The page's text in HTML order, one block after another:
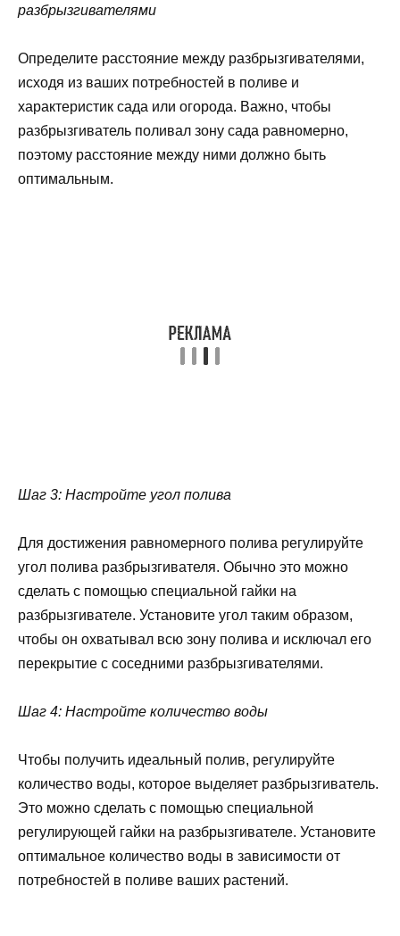
разбрызгивателями
Определите расстояние между разбрызгивателями,
исходя из ваших потребностей в поливе и
характеристик сада или огорода. Важно, чтобы
разбрызгиватель поливал зону сада равномерно,
поэтому расстояние между ними должно быть
оптимальным.
Шаг 3: Настройте угол полива
Для достижения равномерного полива регулируйте
угол полива разбрызгивателя. Обычно это можно
сделать с помощью специальной гайки на
разбрызгивателе. Установите угол таким образом,
чтобы он охватывал всю зону полива и исключал его
перекрытие с соседними разбрызгивателями.
Шаг 4: Настройте количество воды
Чтобы получить идеальный полив, регулируйте
количество воды, которое выделяет разбрызгиватель.
Это можно сделать с помощью специальной
регулирующей гайки на разбрызгивателе. Установите
оптимальное количество воды в зависимости от
потребностей в поливе ваших растений.